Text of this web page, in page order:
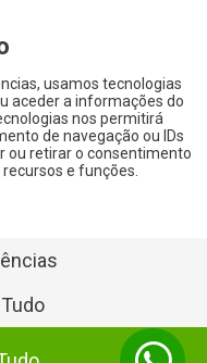
usamos tecnologias
aceder a informações do
nos permitirá
de navegação ou IDs
ou retirar o consentimento
e funções.